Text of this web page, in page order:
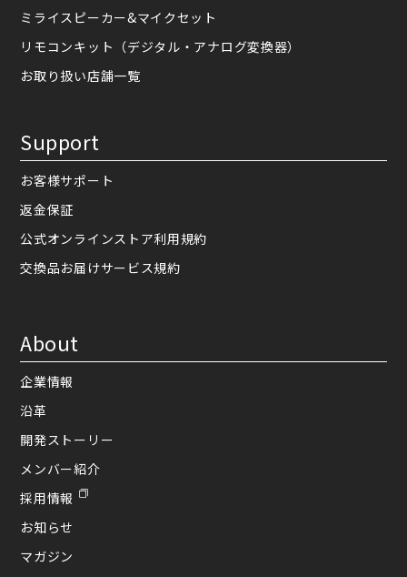
ミライスピーカー&マイクセット
リモコンキット（デジタル・アナログ変換器）
お取り扱い店舗一覧
Support
お客様サポート
返金保証
公式オンラインストア利用規約
交換品お届けサービス規約
About
企業情報
沿革
開発ストーリー
メンバー紹介
採用情報
お知らせ
マガジン